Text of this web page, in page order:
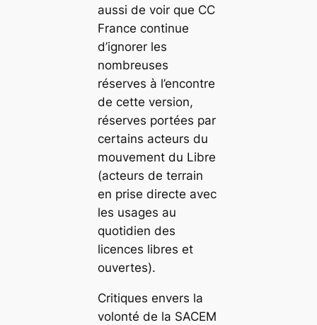
aussi de voir que CC
France continue
d’ignorer les
nombreuses
réserves à l’encontre
de cette version,
réserves portées par
certains acteurs du
mouvement du Libre
(acteurs de terrain
en prise directe avec
les usages au
quotidien des
licences libres et
ouvertes).
Critiques envers la
volonté de la SACEM